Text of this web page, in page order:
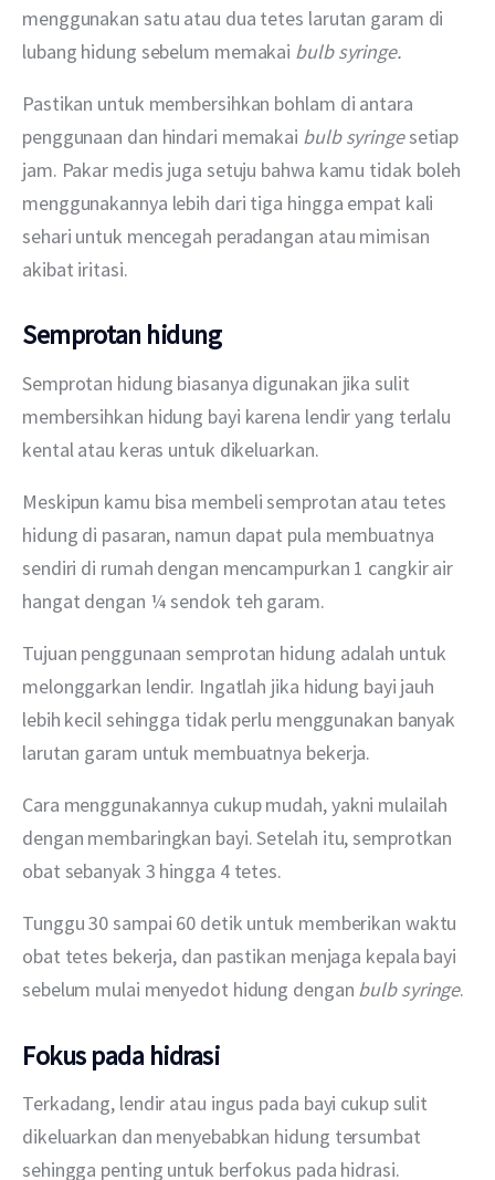
menggunakan satu atau dua tetes larutan garam di
lubang hidung sebelum memakai bulb syringe.
Pastikan untuk membersihkan bohlam di antara
penggunaan dan hindari memakai bulb syringe setiap
jam. Pakar medis juga setuju bahwa kamu tidak boleh
menggunakannya lebih dari tiga hingga empat kali
sehari untuk mencegah peradangan atau mimisan
akibat iritasi.
Semprotan hidung
Semprotan hidung biasanya digunakan jika sulit
membersihkan hidung bayi karena lendir yang terlalu
kental atau keras untuk dikeluarkan.
Meskipun kamu bisa membeli semprotan atau tetes
hidung di pasaran, namun dapat pula membuatnya
sendiri di rumah dengan mencampurkan 1 cangkir air
hangat dengan ¼ sendok teh garam.
Tujuan penggunaan semprotan hidung adalah untuk
melonggarkan lendir. Ingatlah jika hidung bayi jauh
lebih kecil sehingga tidak perlu menggunakan banyak
larutan garam untuk membuatnya bekerja.
Cara menggunakannya cukup mudah, yakni mulailah
dengan membaringkan bayi. Setelah itu, semprotkan
obat sebanyak 3 hingga 4 tetes.
Tunggu 30 sampai 60 detik untuk memberikan waktu
obat tetes bekerja, dan pastikan menjaga kepala bayi
sebelum mulai menyedot hidung dengan bulb syringe.
Fokus pada hidrasi
Terkadang, lendir atau ingus pada bayi cukup sulit
dikeluarkan dan menyebabkan hidung tersumbat
sehingga penting untuk berfokus pada hidrasi.